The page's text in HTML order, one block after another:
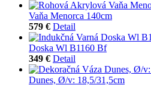
Vaňa Menorca 140cm
579 € Detail
Doska Wl B1160 Bf
349 € Detail
Dunes, Ø/v: 18,5/31,5cm